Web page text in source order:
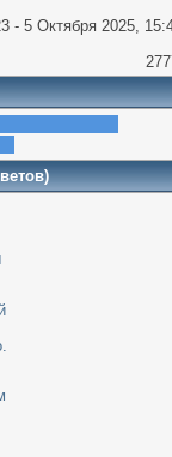
- 5 Октября 2025,